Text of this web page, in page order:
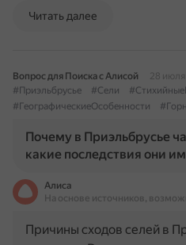
Читать далее
Вопрос для Поиска с Алисой
28 июля
#Приэльбрусье
#Сели
#ГеографическиеОсобенности
Почему в Приэльбрусье
какие последствия они
Алиса
На основе источников,
Причины сходов селей в